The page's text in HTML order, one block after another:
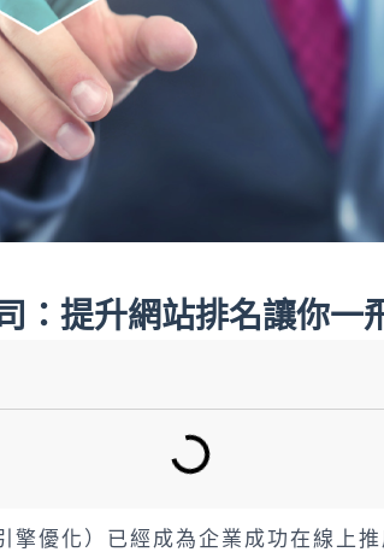
：提升網站排名讓你一
擎優化）已經成為企業成功在線上